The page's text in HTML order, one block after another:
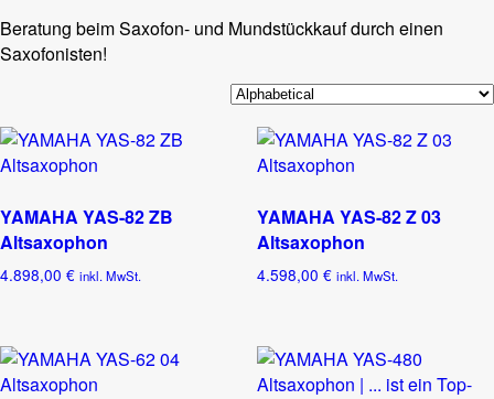
Beratung beim Saxofon- und Mundstückkauf durch einen
Saxofonisten!
YAMAHA YAS-82 ZB
Altsaxophon
4.898,00 € inkl. MwSt.
YAMAHA YAS-82 Z 03
Altsaxophon
4.598,00 € inkl. MwSt.